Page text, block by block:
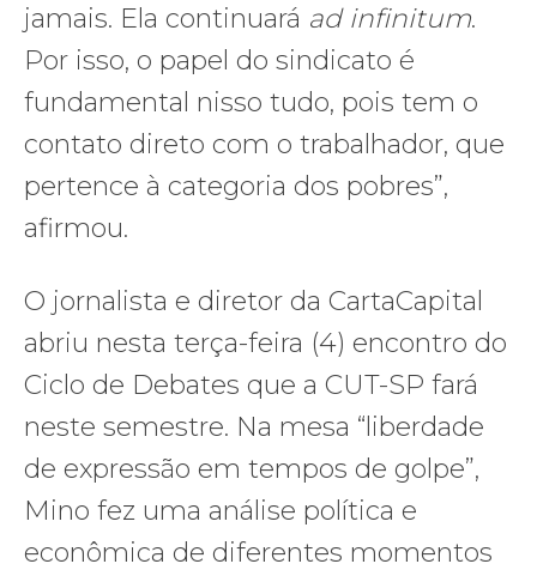
jamais. Ela continuará ad infinitum.
Por isso, o papel do sindicato é
fundamental nisso tudo, pois tem o
contato direto com o trabalhador, que
pertence à categoria dos pobres”,
afirmou.
O jornalista e diretor da CartaCapital
abriu nesta terça-feira (4) encontro do
Ciclo de Debates que a CUT-SP fará
neste semestre. Na mesa “liberdade
de expressão em tempos de golpe”,
Mino fez uma análise política e
econômica de diferentes momentos